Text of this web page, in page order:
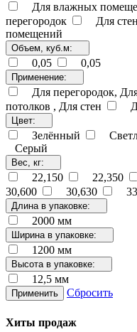
Для влажных
перегородок
Для
помещений
Объем, куб.м:
0,05 0,05
Применение:
Для перегородок,
потолков , Для стен
Цвет:
Зелённый
Серый
Вес, кг:
22,150 22,350
30,600
30,630 33
Длина в упаковке:
2000 мм
Ширина в упаковке:
1200 мм
Высота в упаковке:
12,5 мм
Применить Сбросить
Хиты продаж